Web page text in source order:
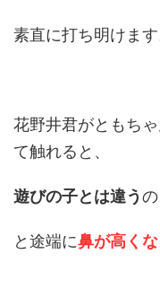
素直に打ち明けます
花野井君がともち
て触れると、
遊びの子とは違うの
と途端に鼻が高く